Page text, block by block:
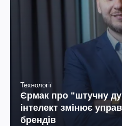
Технології
Єрмак про "штучну
інтелект змінює
брендів